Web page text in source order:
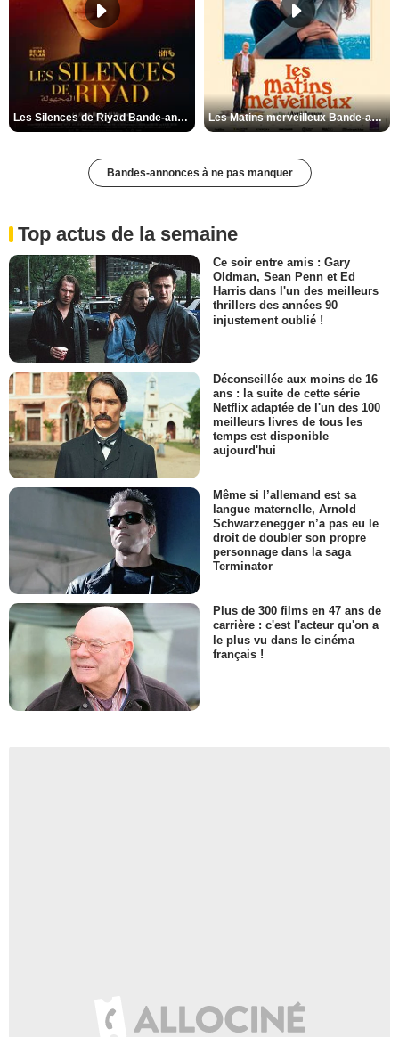
Les Silences de Riyad Bande-annonce VO STFR Les Matins merveilleux Bande-annonce VF
Bandes-annonces à ne pas manquer
Top actus de la semaine
Ce soir entre amis : Gary
Oldman, Sean Penn et Ed
Harris dans l'un des meilleurs
thrillers des années 90
injustement oublié !
Déconseillée aux moins de 16
ans : la suite de cette série
Netflix adaptée de l'un des 100
meilleurs livres de tous les
temps est disponible
aujourd'hui
Même si l’allemand est sa
langue maternelle, Arnold
Schwarzenegger n’a pas eu le
droit de doubler son propre
personnage dans la saga
Terminator
Plus de 300 films en 47 ans de
carrière : c'est l'acteur qu'on a
le plus vu dans le cinéma
français !